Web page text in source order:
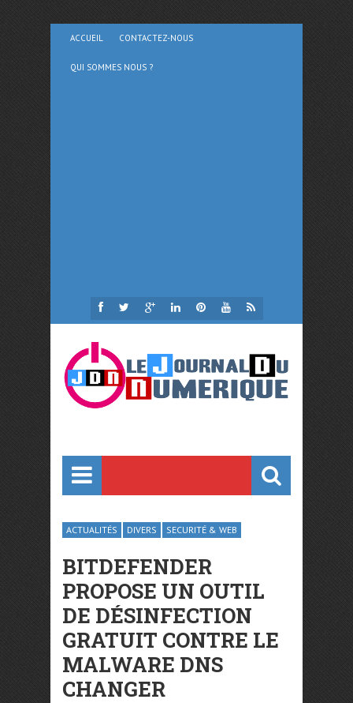
ACCUEIL CONTACTEZ-NOUS
QUI SOMMES NOUS ?
ACTUALITÉS DIVERS SECURITÉ & WEB
BITDEFENDER
PROPOSE UN OUTIL
DE DÉSINFECTION
GRATUIT CONTRE LE
MALWARE DNS
CHANGER